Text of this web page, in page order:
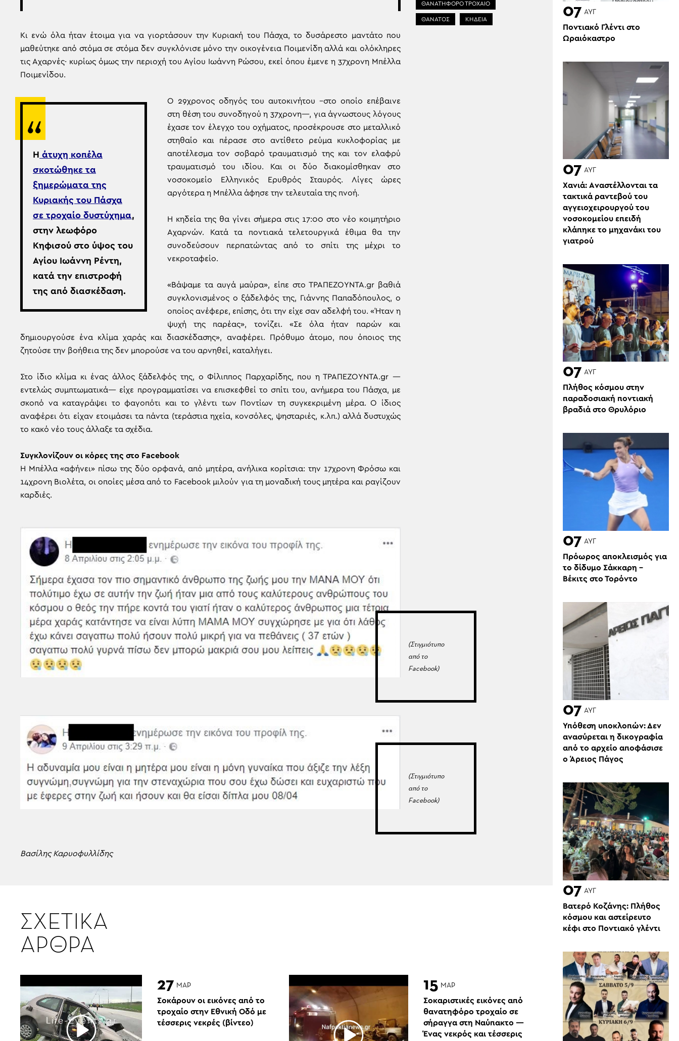
Κι ενώ όλα ήταν έτοιμα για να γιορτάσουν την Κυριακή του Πάσχα, το δυσάρεστο μαντάτο που
μαθεύτηκε από στόμα σε στόμα δεν συγκλόνισε μόνο την οικογένεια Ποιμενίδη αλλά και ολόκληρες
τις Αχαρνές· κυρίως όμως την περιοχή του Αγίου Ιωάννη Ρώσου, εκεί όπου έμενε η 37χρονη Μπέλλα
Ποιμενίδου.
Η άτυχη κοπέλα
σκοτώθηκε τα
ξημερώματα της
Κυριακής του Πάσχα
σε τροχαίο δυστύχημα,
στην λεωφόρο
Κηφισού στο ύψος του
Αγίου Ιωάννη Ρέντη,
κατά την επιστροφή
της από διασκέδαση.
Ο 29χρονος οδηγός του αυτοκινήτου –στο οποίο επέβαινε
στη θέση του συνοδηγού η 37χρονη—, για άγνωστους λόγους
έχασε τον έλεγχο του οχήματος, προσέκρουσε στο μεταλλικό
στηθαίο και πέρασε στο αντίθετο ρεύμα κυκλοφορίας με
αποτέλεσμα τον σοβαρό τραυματισμό της και τον ελαφρύ
τραυματισμό του ιδίου. Και οι δύο διακομίσθηκαν στο
νοσοκομείο Ελληνικός Ερυθρός Σταυρός. Λίγες ώρες
αργότερα η Μπέλλα άφησε την τελευταία της πνοή.
Η κηδεία της θα γίνει σήμερα στις 17:00 στο νέο κοιμητήριο
Αχαρνών. Κατά τα ποντιακά τελετουργικά έθιμα θα την
συνοδεύσουν περπατώντας από το σπίτι της μέχρι το
νεκροταφείο.
«Βάψαμε τα αυγά μαύρα», είπε στο ΤΡΑΠΕΖΟΥΝΤΑ.gr βαθιά
συγκλονισμένος ο ξάδελφός της, Γιάννης Παπαδόπουλος, ο
οποίος ανέφερε, επίσης, ότι την είχε σαν αδελφή του. «Ήταν η
ψυχή της παρέας», τονίζει. «Σε όλα ήταν παρών και
δημιουργούσε ένα κλίμα χαράς και διασκέδασης», αναφέρει. Πρόθυμο άτομο, που όποιος της
ζητούσε την βοήθεια της δεν μπορούσε να του αρνηθεί, καταλήγει.
Στο ίδιο κλίμα κι ένας άλλος ξάδελφός της, ο Φίλιππος Παρχαρίδης, που η ΤΡΑΠΕΖΟΥΝΤΑ.gr —
εντελώς συμπτωματικά— είχε προγραμματίσει να επισκεφθεί το σπίτι του, ανήμερα του Πάσχα, με
σκοπό να καταγράψει το φαγοπότι και το γλέντι των Ποντίων τη συγκεκριμένη μέρα. Ο ίδιος
αναφέρει ότι είχαν ετοιμάσει τα πάντα (τεράστια ηχεία, κονσόλες, ψησταριές, κ.λπ.) αλλά δυστυχώς
το κακό νέο τους άλλαξε τα σχέδια.
Συγκλονίζουν οι κόρες της στο Facebook
Η Μπέλλα «αφήνει» πίσω της δύο ορφανά, από μητέρα, ανήλικα κορίτσια: την 17χρονη Φρόσω και
14χρονη Βιολέτα, οι οποίες μέσα από το Facebook μιλούν για τη μοναδική τους μητέρα και ραγίζουν
καρδιές.
(Στιγμιότυπο
από το
Facebook)
(Στιγμιότυπο
από το
Facebook)
Βασίλης Καρυοφυλλίδης
ΘΑΝΑΤΗΦΟΡΟ ΤΡΟΧΑΙΟ
ΘΑΝΑΤΟΣ ΚΗΔΕΙΑ
ΣΧΕΤΙΚΑ
ΑΡΘΡΑ
27 ΜΑΡ
Σοκάρουν οι εικόνες από το
τροχαίο στην Εθνική Οδό με
τέσσερις νεκρές (βίντεο)
15 ΜΑΡ
Σοκαριστικές εικόνες από
θανατηφόρο τροχαίο σε
σήραγγα στη Ναύπακτο —
Ένας νεκρός και τέσσερις
07 ΑΥΓ
Ποντιακό Γλέντι στο
Ωραιόκαστρο
07 ΑΥΓ
Χανιά: Aναστέλλονται τα
τακτικά ραντεβού του
αγγειοχειρουργού του
νοσοκομείου επειδή
κλάπηκε το μηχανάκι του
γιατρού
07 ΑΥΓ
Πλήθος κόσμου στην
παραδοσιακή ποντιακή
βραδιά στο Θρυλόριο
07 ΑΥΓ
Πρόωρος αποκλεισμός για
το δίδυμο Σάκκαρη –
Βέκιτς στο Τορόντο
07 ΑΥΓ
Υπόθεση υποκλοπών: Δεν
ανασύρεται η δικογραφία
από το αρχείο αποφάσισε
ο Άρειος Πάγος
07 ΑΥΓ
Βατερό Κοζάνης: Πλήθος
κόσμου και αστείρευτο
κέφι στο Ποντιακό γλέντι